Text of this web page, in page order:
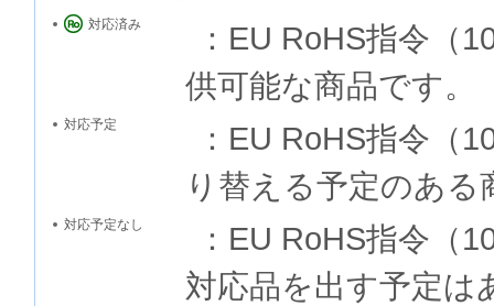
対応済み
：EU RoHS指令（
供可能な商品です。
対応予定
：EU RoHS指令（
り替える予定のある
対応予定なし
：EU RoHS指令（
対応品を出す予定は